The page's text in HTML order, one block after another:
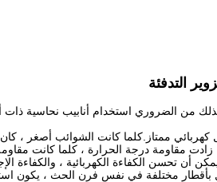
من الضروري استخدام أنابيب نحاسية
، زادت مقاومة درجة الحرارة ، كلما كانت
تحسن الكفاءة الكهربائية ، والكفاءة
مختلفة في نفس فرن الحث ، يكون